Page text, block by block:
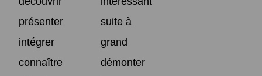
présenter
suite à
intégrer
grand
connaître
démonter